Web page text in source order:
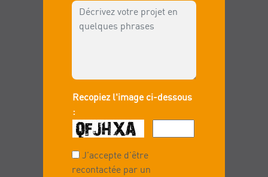
Recopiez l'image ci-dessous
:
J’accepte d’être
recontactée par un